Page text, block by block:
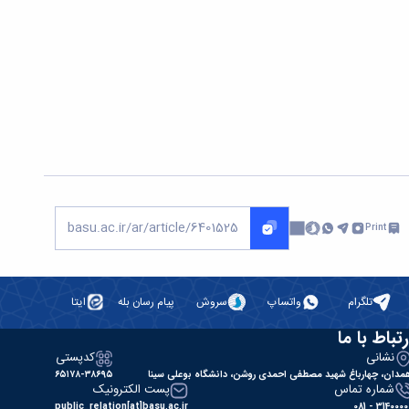
Print
تلگرام واتساپ سروش پیام رسان بله ایتا
با ما
نشانی
چهارباغ شهید مصطفی احمدی روشن، دانشگاه بوعلی سینا
کدپستی
۶۵۱۷۸-۳۸۶۹۵
شماره تماس
31400000 -
پست الکترونیک
public_relation[at]basu.ac.ir